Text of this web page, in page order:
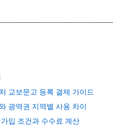
교보문고 등록 결제 가이드
광역권 지역별 사용 차이
입 조건과 수수료 계산